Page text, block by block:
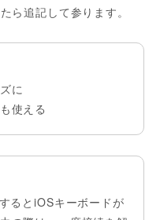
ら追記して参ります。
に
使える
るとiOSキーボードが